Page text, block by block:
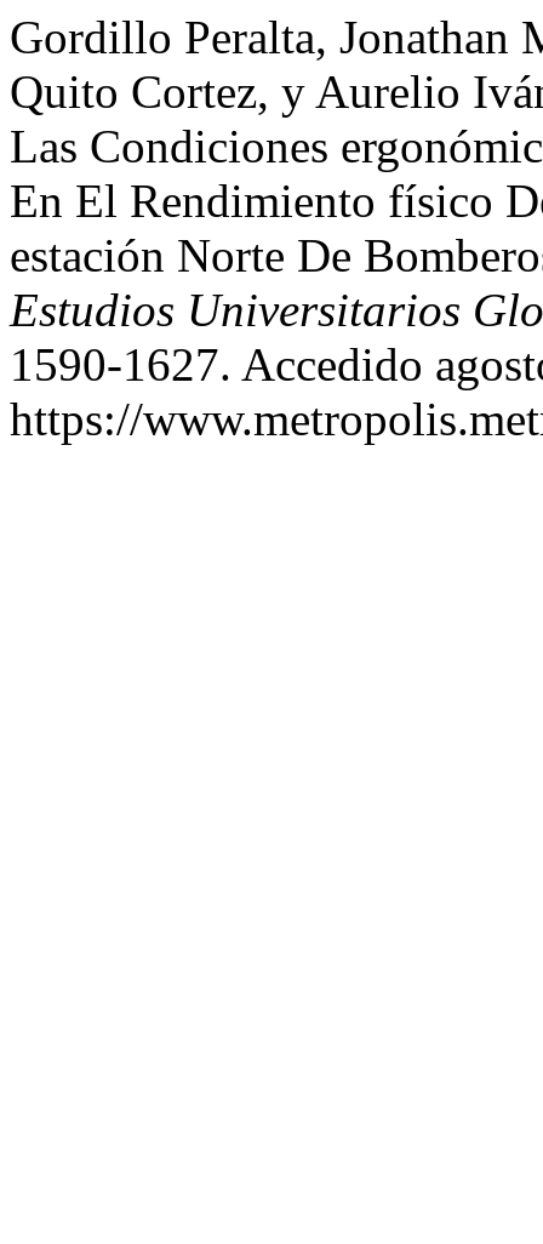
Gordillo Peralta, Jonathan
Quito Cortez, y Aurelio
Las Condiciones
En El Rendimiento físico
estación Norte De
Estudios Universitarios
1590-1627. Accedido
https://